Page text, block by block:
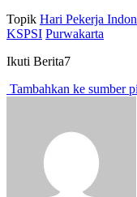
Topik Hari Pekerja
KSPSI Purwakarta
Ikuti Berita7
Tambahkan ke sumber